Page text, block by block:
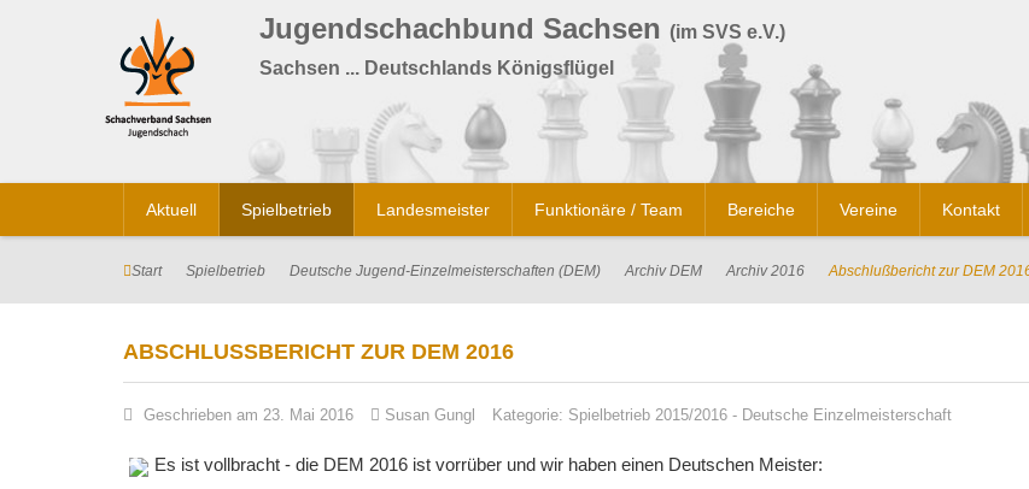
Jugendschachbund Sachsen (im SVS e.V.)
Sachsen ... Deutschlands Königsflügel
Aktuell Spielbetrieb Landesmeister Funktionäre / Team Bereiche Vereine Kontakt
Start Spielbetrieb Deutsche Jugend-Einzelmeisterschaften (DEM) Archiv DEM Archiv 2016 Abschlußbericht zur DEM
ABSCHLUSSBERICHT ZUR DEM 2016
Geschrieben am 23. Mai 2016 Susan Gungl Kategorie: Spielbetrieb 2015/2016 - Deutsche Einzelmeisterschaft
Es ist vollbracht - die DEM 2016 ist vorrüber und wir haben einen Deutschen Meister: